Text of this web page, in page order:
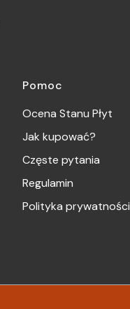
Pomoc
Ocena Stanu Płyt
Jak kupować?
Częste pytania
Regulamin
Polityka prywatności